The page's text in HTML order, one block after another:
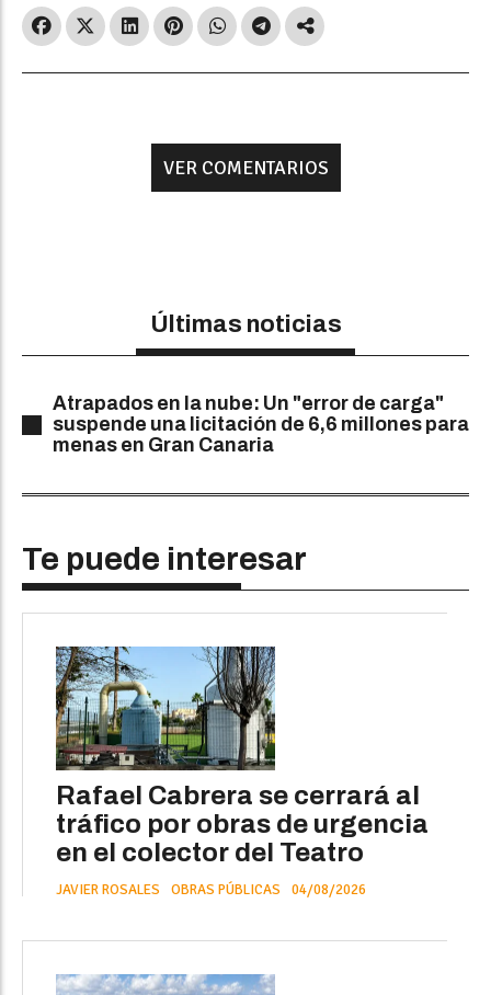
VER COMENTARIOS
Últimas noticias
Atrapados en la nube: Un "error de carga"
suspende una licitación de 6,6 millones para
menas en Gran Canaria
Te puede interesar
Rafael Cabrera se cerrará al
tráfico por obras de urgencia
en el colector del Teatro
JAVIER ROSALES OBRAS PÚBLICAS 04/08/2026